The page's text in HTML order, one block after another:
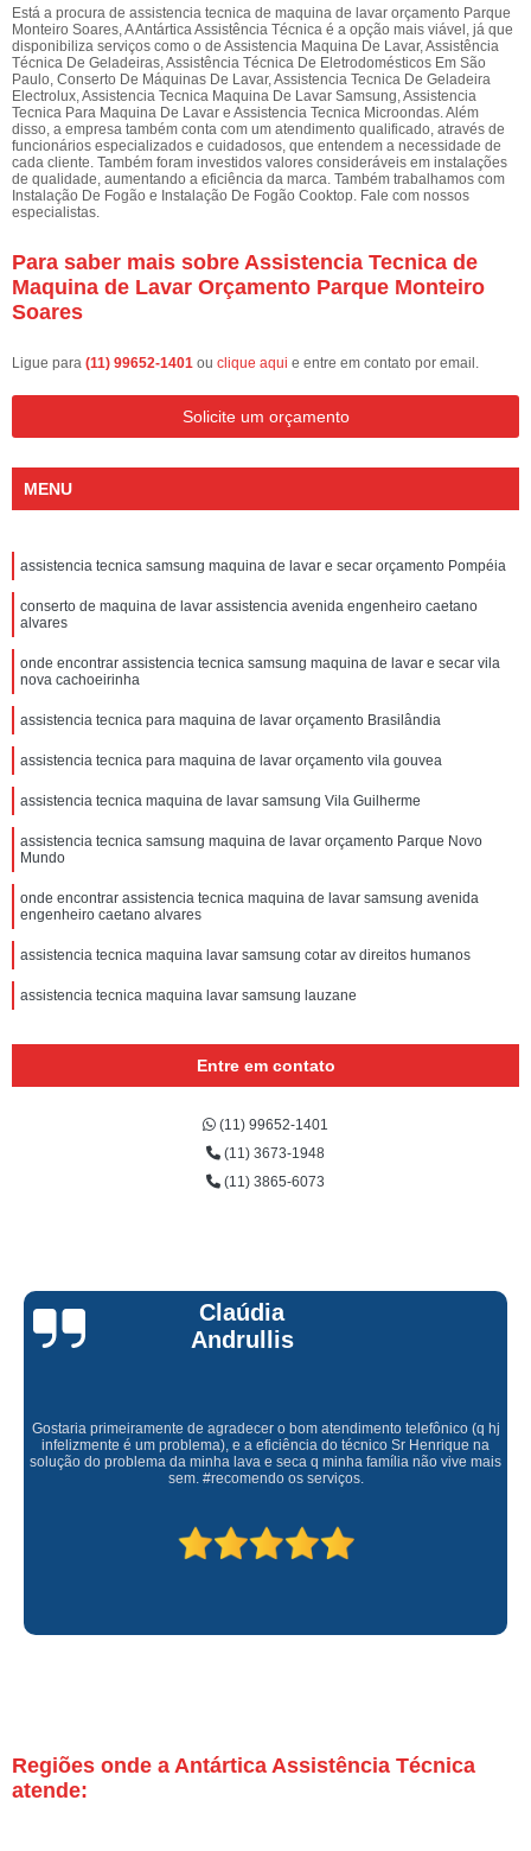
Está a procura de assistencia tecnica de maquina de lavar orçamento Parque
Monteiro Soares, A Antártica Assistência Técnica é a opção mais viável, já que
disponibiliza serviços como o de Assistencia Maquina De Lavar, Assistência
Técnica De Geladeiras, Assistência Técnica De Eletrodomésticos Em São
Paulo, Conserto De Máquinas De Lavar, Assistencia Tecnica De Geladeira
Electrolux, Assistencia Tecnica Maquina De Lavar Samsung, Assistencia
Tecnica Para Maquina De Lavar e Assistencia Tecnica Microondas. Além
disso, a empresa também conta com um atendimento qualificado, através de
funcionários especializados e cuidadosos, que entendem a necessidade de
cada cliente. Também foram investidos valores consideráveis em instalações
de qualidade, aumentando a eficiência da marca. Também trabalhamos com
Instalação De Fogão e Instalação De Fogão Cooktop. Fale com nossos
especialistas.
Para saber mais sobre Assistencia Tecnica de
Maquina de Lavar Orçamento Parque Monteiro
Soares
Ligue para (11) 99652-1401 ou clique aqui e entre em contato por email.
Solicite um orçamento
MENU
assistencia tecnica samsung maquina de lavar e secar orçamento Pompéia
conserto de maquina de lavar assistencia avenida engenheiro caetano
alvares
onde encontrar assistencia tecnica samsung maquina de lavar e secar vila
nova cachoeirinha
assistencia tecnica para maquina de lavar orçamento Brasilândia
assistencia tecnica para maquina de lavar orçamento vila gouvea
assistencia tecnica maquina de lavar samsung Vila Guilherme
assistencia tecnica samsung maquina de lavar orçamento Parque Novo
Mundo
onde encontrar assistencia tecnica maquina de lavar samsung avenida
engenheiro caetano alvares
assistencia tecnica maquina lavar samsung cotar av direitos humanos
assistencia tecnica maquina lavar samsung lauzane
Entre em contato
(11) 99652-1401
(11) 3673-1948
(11) 3865-6073
Claúdia
Andrullis
Gostaria primeiramente de agradecer o bom atendimento telefônico (q hj
infelizmente é um problema), e a eficiência do técnico Sr Henrique na
solução do problema da minha lava e seca q minha família não vive mais
sem. #recomendo os serviços.
Regiões onde a Antártica Assistência Técnica
atende: